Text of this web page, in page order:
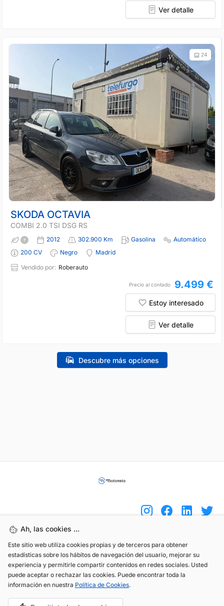
Ver detalle
24
SKODA OCTAVIA
COMBI 2.0 TSI DSG RS
2012 302.900 Km Gasolina
Automático
200 CV
Negro
Madrid
Vendido por: Roberauto
Precio al contado 9.499 €
Estoy interesado
Ver detalle
Descubre más opciones
Ah, las cookies ...
Este sitio web utiliza cookies propias y de terceros para obtener
estadísticas sobre los hábitos de navegación del usuario, mejorar su
experiencia y permitirle compartir contenidos en redes sociales. Usted
puede aceptar o rechazar las cookies. Puede encontrar toda la
información en nuestra Política de Cookies.
(+34) 744 408 070
info@motoreto.com